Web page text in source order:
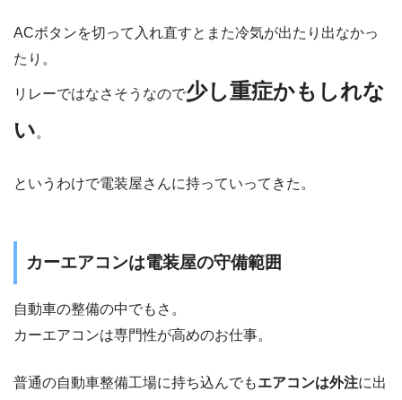
ACボタンを切って入れ直すとまた冷気が出たり出なかっ
たり。
リレーではなさそうなので少し重症かもしれな
い。
というわけで電装屋さんに持っていってきた。
カーエアコンは電装屋の守備範囲
自動車の整備の中でもさ。
カーエアコンは専門性が高めのお仕事。
普通の自動車整備工場に持ち込んでもエアコンは外注に出